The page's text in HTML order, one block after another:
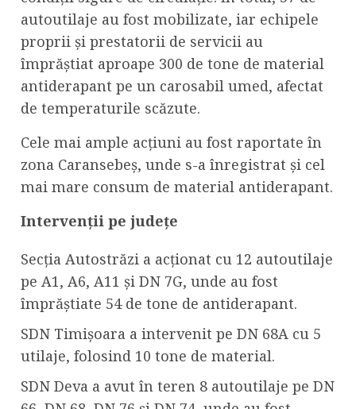
autoutilaje au fost mobilizate, iar echipele
proprii și prestatorii de servicii au
împrăștiat aproape 300 de tone de material
antiderapant pe un carosabil umed, afectat
de temperaturile scăzute.
Cele mai ample acțiuni au fost raportate în
zona Caransebeș, unde s-a înregistrat și cel
mai mare consum de material antiderapant.
Intervenții pe județe
Secția Autostrăzi a acționat cu 12 autoutilaje
pe A1, A6, A11 și DN 7G, unde au fost
împrăștiate 54 de tone de antiderapant.
SDN Timișoara a intervenit pe DN 68A cu 5
utilaje, folosind 10 tone de material.
SDN Deva a avut în teren 8 autoutilaje pe DN